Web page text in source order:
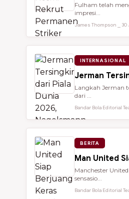
Fulham telah
impresi...
James Thompson ⎯ 30
INTERNASIONAL
Jerman
Langkah Jerman
dari ...
Bandar Bola Editorial
BERITA
Man United
Manchester
sensasio...
Bandar Bola Editorial